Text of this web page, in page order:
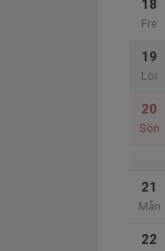
18
Fre
19
Lör
20
Sön
21
Mån
22